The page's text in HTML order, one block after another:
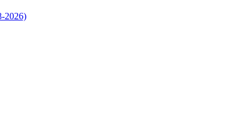
2026)